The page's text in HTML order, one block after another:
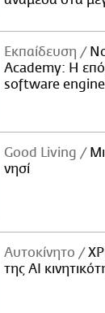
Εκπαίδευση
Academy: Η
software
Good Living
νησί
Αυτοκίνητο
της AI